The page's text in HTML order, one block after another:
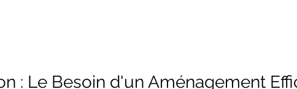
: Le Besoin d'un Aménagement